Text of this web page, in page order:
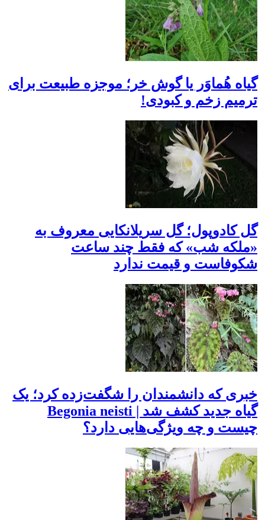
گیاه هُماوَر یا گوش خر؛ موجزه طبیعت برای
ترمیم زخم‌ و کبودی!
گل کادوپول؛ گل سریلانکایی معروف به
«ملکه شب» که فقط چند ساعت
شکوفاست و قیمت ندارد
خبری که دانشمندان را شگفت‌زده کرد؛ یک
گیاه جدید کشف شد | Begonia neisti
چیست و چه ویژگی‌هایی دارد؟